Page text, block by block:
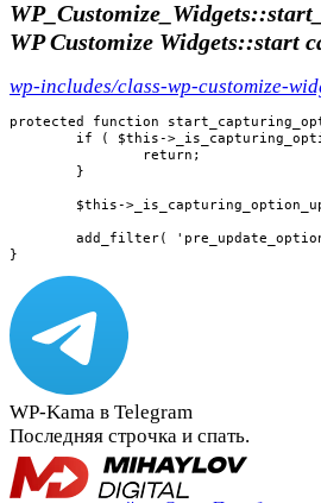
WP Customize Widgets::start
wp-includes/class-wp-customize-
protected function
}
WP-Kama в Telegram
Последняя строчка и спать.